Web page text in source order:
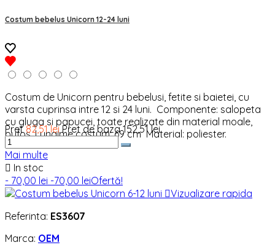
Costum bebelus Unicorn 12-24 luni
Costum de Unicorn pentru bebelusi, fetite si baietei, cu
varsta cuprinsa intre 12 si 24 luni. Componente: salopeta
cu gluga si papucei, toate realizate din material moale,
pufos. Lungime costum: 69 cm Material: poliester.
Pret 82,51 lei Pret de baza 152,51 lei
Mai multe
 In stoc
- 70,00 lei -70,00 leiOfertă!
Vizualizare rapida
Referinta: ES3607
Marca: OEM